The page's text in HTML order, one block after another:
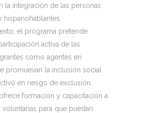
la integración de las personas
hispanohablantes.
el programa pretende
activa de las
como agentes en
promuevan la inclusión social
en riesgo de exclusión.
formación y capacitación a
voluntarias para que puedan